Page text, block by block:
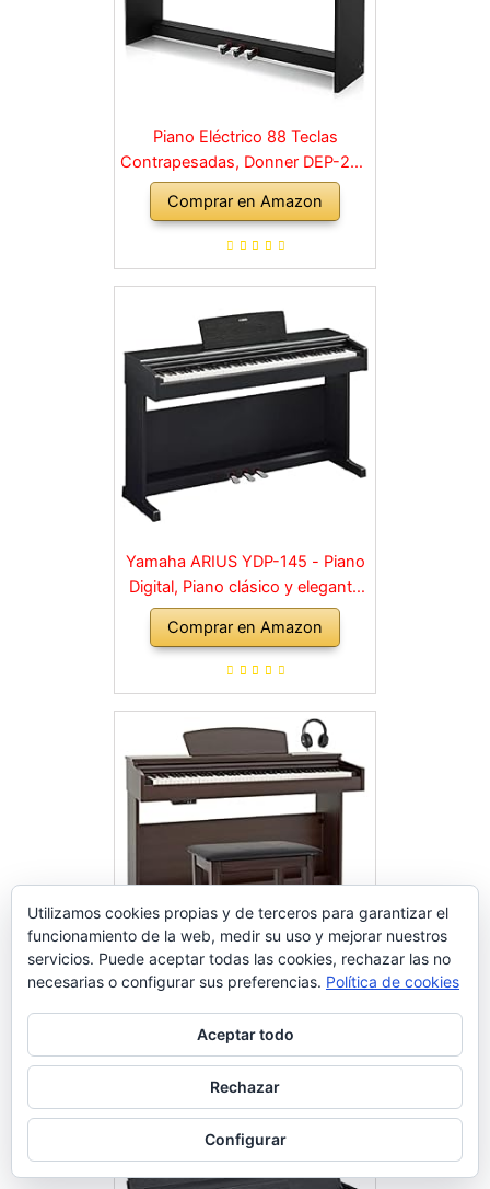
Piano Eléctrico 88 Teclas
Contrapesadas, Donner DEP-20S
Piano Digital 88 Teclas con
Soporte y 3 Pedal para
Principiante, retro, negro
Comprar en Amazon
Yamaha ARIUS YDP-145 - Piano
Digital, Piano clásico y elegante
para principiantes y aficionados,
para cualquier rincón de la casa,
en negro
Comprar en Amazon
Piano Digital 88 Teclas
Contrapesadas con Soporte de
Madera y 3 Pedales Palisandro
Comprar en Amazon
Utilizamos cookies propias y de terceros para garantizar el
funcionamiento de la web, medir su uso y mejorar nuestros
servicios. Puede aceptar todas las cookies, rechazar las no
necesarias o configurar sus preferencias. Política de cookies
Aceptar todo
Rechazar
Configurar